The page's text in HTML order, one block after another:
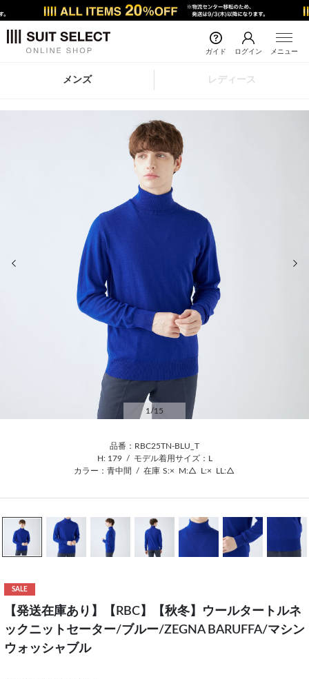
ガイド ログイン メニュー
メンズ レディース
1 /15
品番：RBC25TN-BLU_T
H: 179
/
モデル着用サイズ：L
カラー：青中間
/ 在庫 S:× M:△ L:× LL:△
SALE
【発送在庫あり】【RBC】【秋冬】ウールタートルネ
ックニットセーター/ブルー/ZEGNA BARUFFA/マシン
ウォッシャブル